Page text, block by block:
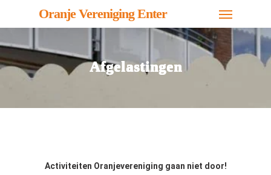
Oranje Vereniging Enter
Afgelastingen
Activiteiten Oranjevereniging gaan niet door!